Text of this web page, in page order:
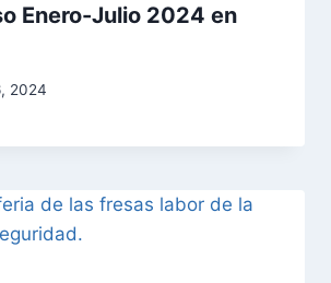
Enero-Julio 2024 en
2024